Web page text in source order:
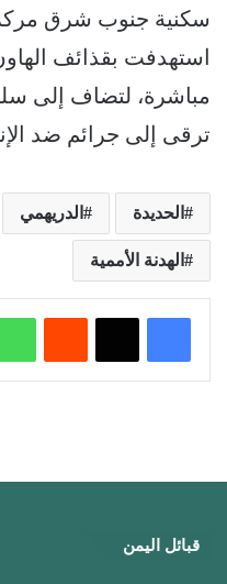
سكنية جنوب شرق
استهدفت بقذائف
مباشرة، لتضاف إلى
ترقى إلى جرائم ضد
الحديدة الدريهمي
الهدنة الأممية
قبائل اليمن